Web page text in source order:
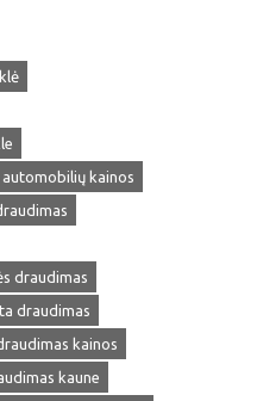
automobilių kainos
draudimas
draudimas
kainos
kaune